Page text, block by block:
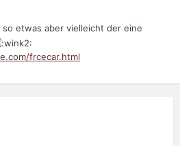
etwas aber vielleicht der eine
frcecar.html